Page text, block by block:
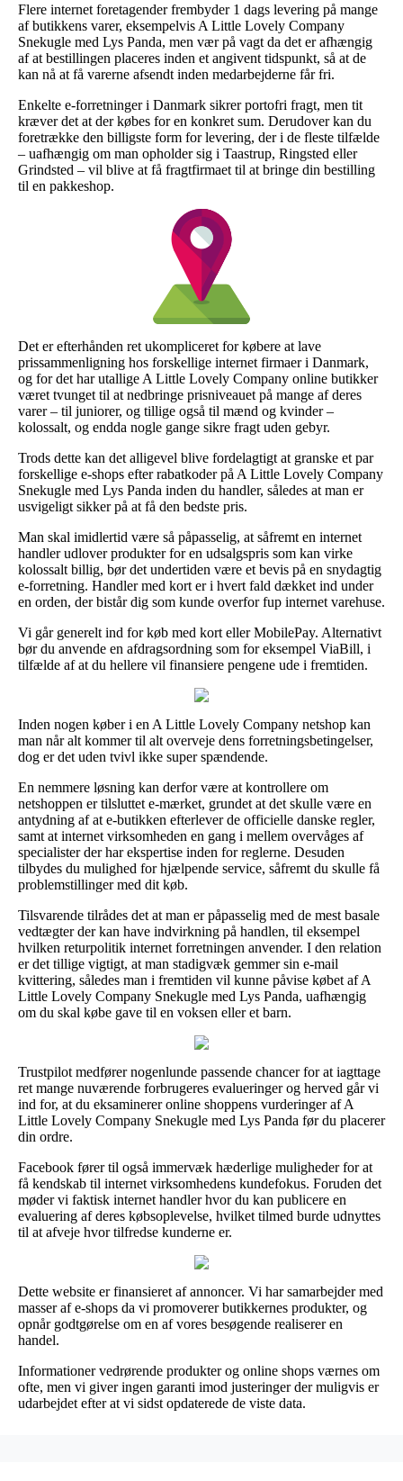
Flere internet foretagender frembyder 1 dags levering på mange
af butikkens varer, eksempelvis A Little Lovely Company
Snekugle med Lys Panda, men vær på vagt da det er afhængig
af at bestillingen placeres inden et angivent tidspunkt, så at de
kan nå at få varerne afsendt inden medarbejderne får fri.
Enkelte e-forretninger i Danmark sikrer portofri fragt, men tit
kræver det at der købes for en konkret sum. Derudover kan du
foretrække den billigste form for levering, der i de fleste tilfælde
– uafhængig om man opholder sig i Taastrup, Ringsted eller
Grindsted – vil blive at få fragtfirmaet til at bringe din bestilling
til en pakkeshop.
Det er efterhånden ret ukompliceret for købere at lave
prissammenligning hos forskellige internet firmaer i Danmark,
og for det har utallige A Little Lovely Company online butikker
været tvunget til at nedbringe prisniveauet på mange af deres
varer – til juniorer, og tillige også til mænd og kvinder –
kolossalt, og endda nogle gange sikre fragt uden gebyr.
Trods dette kan det alligevel blive fordelagtigt at granske et par
forskellige e-shops efter rabatkoder på A Little Lovely Company
Snekugle med Lys Panda inden du handler, således at man er
usvigeligt sikker på at få den bedste pris.
Man skal imidlertid være så påpasselig, at såfremt en internet
handler udlover produkter for en udsalgspris som kan virke
kolossalt billig, bør det undertiden være et bevis på en snydagtig
e-forretning. Handler med kort er i hvert fald dækket ind under
en orden, der bistår dig som kunde overfor fup internet varehuse.
Vi går generelt ind for køb med kort eller MobilePay. Alternativt
bør du anvende en afdragsordning som for eksempel ViaBill, i
tilfælde af at du hellere vil finansiere pengene ude i fremtiden.
Inden nogen køber i en A Little Lovely Company netshop kan
man når alt kommer til alt overveje dens forretningsbetingelser,
dog er det uden tvivl ikke super spændende.
En nemmere løsning kan derfor være at kontrollere om
netshoppen er tilsluttet e-mærket, grundet at det skulle være en
antydning af at e-butikken efterlever de officielle danske regler,
samt at internet virksomheden en gang i mellem overvåges af
specialister der har ekspertise inden for reglerne. Desuden
tilbydes du mulighed for hjælpende service, såfremt du skulle få
problemstillinger med dit køb.
Tilsvarende tilrådes det at man er påpasselig med de mest basale
vedtægter der kan have indvirkning på handlen, til eksempel
hvilken returpolitik internet forretningen anvender. I den relation
er det tillige vigtigt, at man stadigvæk gemmer sin e-mail
kvittering, således man i fremtiden vil kunne påvise købet af A
Little Lovely Company Snekugle med Lys Panda, uafhængig
om du skal købe gave til en voksen eller et barn.
Trustpilot medfører nogenlunde passende chancer for at iagttage
ret mange nuværende forbrugeres evalueringer og herved går vi
ind for, at du eksaminerer online shoppens vurderinger af A
Little Lovely Company Snekugle med Lys Panda før du placerer
din ordre.
Facebook fører til også immervæk hæderlige muligheder for at
få kendskab til internet virksomhedens kundefokus. Foruden det
møder vi faktisk internet handler hvor du kan publicere en
evaluering af deres købsoplevelse, hvilket tilmed burde udnyttes
til at afveje hvor tilfredse kunderne er.
Dette website er finansieret af annoncer. Vi har samarbejder med
masser af e-shops da vi promoverer butikkernes produkter, og
opnår godtgørelse om en af vores besøgende realiserer en
handel.
Informationer vedrørende produkter og online shops værnes om
ofte, men vi giver ingen garanti imod justeringer der muligvis er
udarbejdet efter at vi sidst opdaterede de viste data.